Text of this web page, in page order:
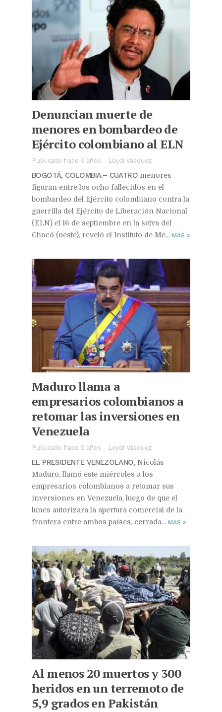
Denuncian muerte de
menores en bombardeo de
Ejército colombiano al ELN
Publicado hace 5 años - Leydi Vásquez
BOGOTÁ, COLOMBIA.– CUATRO menores
figuran entre los ocho fallecidos en el
bombardeo del Ejército colombiano contra la
guerrilla del Ejército de Liberación Nacional
(ELN) el 16 de septiembre en la selva del
Chocó (oeste), reveló el Instituto de Me... MAS »
Maduro llama a
empresarios colombianos a
retomar las inversiones en
Venezuela
Publicado hace 5 años - Leydi Vásquez
EL PRESIDENTE VENEZOLANO, Nicolás
Maduro, llamó este miércoles a los
empresarios colombianos a retomar sus
inversiones en Venezuela, luego de que el
lunes autorizara la apertura comercial de la
frontera entre ambos países, cerrada... MAS »
Al menos 20 muertos y 300
heridos en un terremoto de
5,9 grados en Pakistán